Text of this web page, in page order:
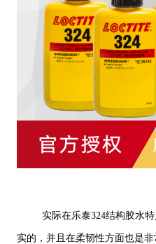
实际在乐泰324结构胶水
实的，并且在柔韧性方面也是